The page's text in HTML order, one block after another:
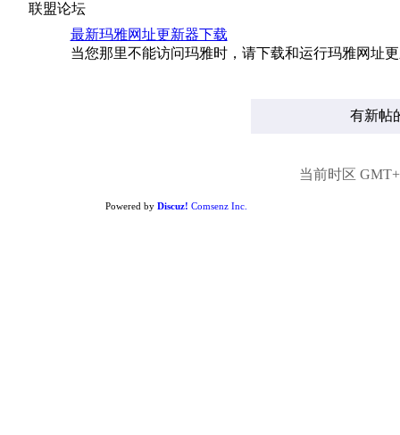
联盟论坛
最新玛雅网址更新器下载
当您那里不能访问玛雅时，请下载和运行玛雅网址
有新帖
当前时区
Powered by Discuz! Comsenz Inc.